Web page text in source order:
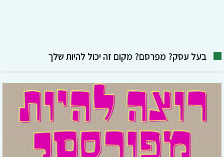
בעל עסק? מפרסם? מקום זה יכול להיות שלך